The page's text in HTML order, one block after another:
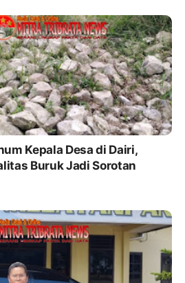
Kepala Desa di Dairi,
Buruk Jadi Sorotan